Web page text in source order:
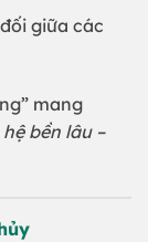
giữa các
mang
bền lâu –